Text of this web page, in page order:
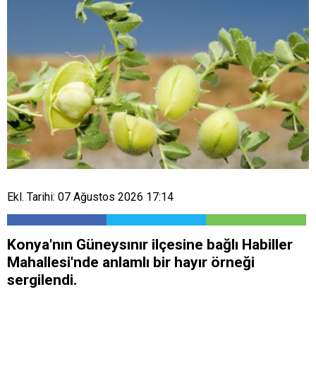
Ekl. Tarihi: 07 Ağustos 2026 17:14
Konya'nın Güneysınır ilçesine bağlı Habiller
Mahallesi'nde anlamlı bir hayır örneği
sergilendi.